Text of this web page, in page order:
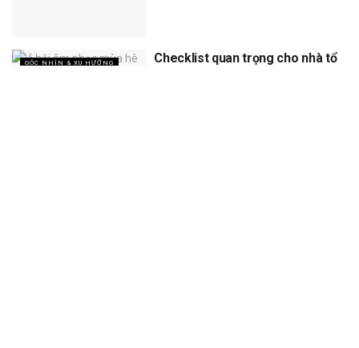
GÓC NHÌN & XU HƯỚNG
Checklist quan trọng cho nhà tổ